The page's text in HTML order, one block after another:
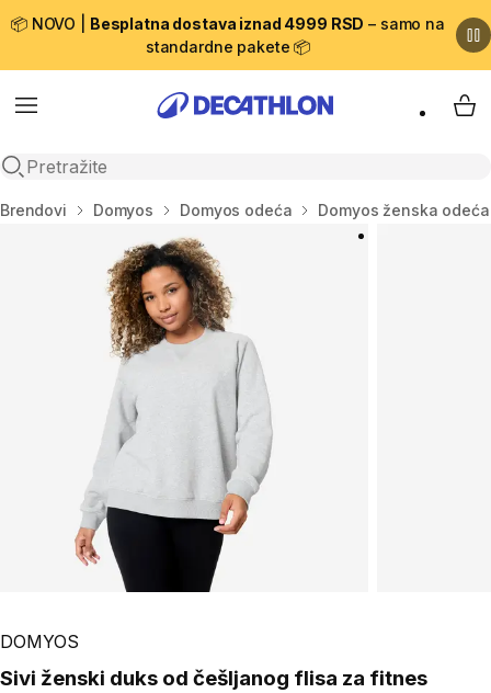
📦 NOVO | Besplatna dostava iznad 4999 RSD – samo na
standardne pakete 📦
Menu
Open search
My
Početna stranica
Brendovi Domyos Domyos odeća Domyos ženska odeća
Play Video
DOMYOS
Sivi ženski duks od češljanog flisa za fitnes